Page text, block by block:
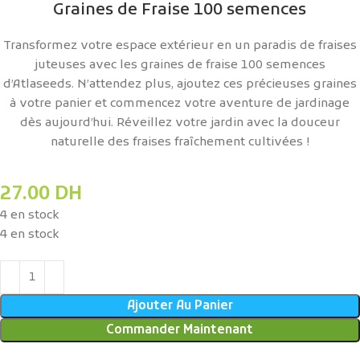
Graines de Fraise 100 semences
Transformez votre espace extérieur en un paradis de fraises
juteuses avec les graines de fraise 100 semences
d’Atlaseeds. N’attendez plus, ajoutez ces précieuses graines
à votre panier et commencez votre aventure de jardinage
dès aujourd’hui. Réveillez votre jardin avec la douceur
naturelle des fraises fraîchement cultivées !
27.00 DH
4 en stock
4 en stock
Ajouter Au Panier
Commander Maintenant